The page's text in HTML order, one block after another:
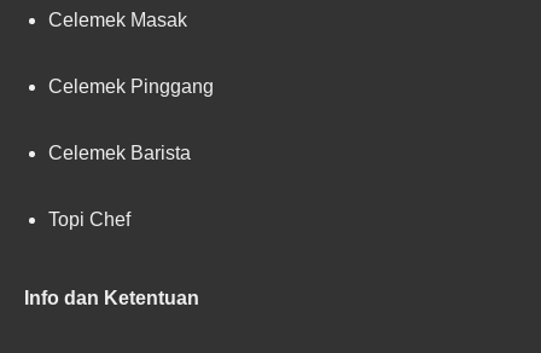
Celemek Masak
Celemek Pinggang
Celemek Barista
Topi Chef
Info dan Ketentuan